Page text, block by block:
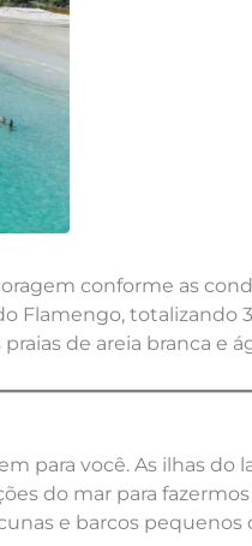
conforme as
Flamengo, totalizando
de areia branca e
para você. As ilhas
do mar para
e barcos